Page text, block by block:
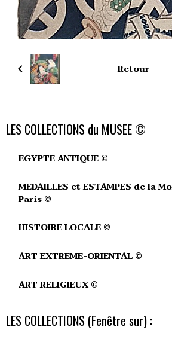
Retour
LES COLLECTIONS du MUSEE ©
EGYPTE ANTIQUE ©
MEDAILLES et ESTAMPES de la
Paris ©
HISTOIRE LOCALE ©
ART EXTREME-ORIENTAL ©
ART RELIGIEUX ©
LES COLLECTIONS (Fenêtre sur) :